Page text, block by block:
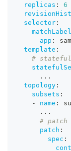
replicas :
6
selector :
app :
template :
#
...
topology :
subsets :
-
name :
...
# patch
patch :
spec :